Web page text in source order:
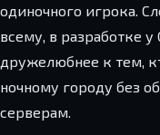
одиночного игрока.
всему, в разработке
дружелюбнее к тем,
ночному городу без
серверам.